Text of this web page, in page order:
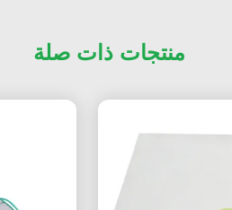
منتجات ذات صلة